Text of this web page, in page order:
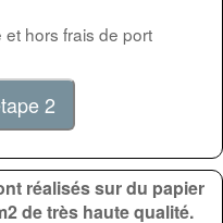
et hors frais de port
réalisés sur du papier
de très haute qualité.